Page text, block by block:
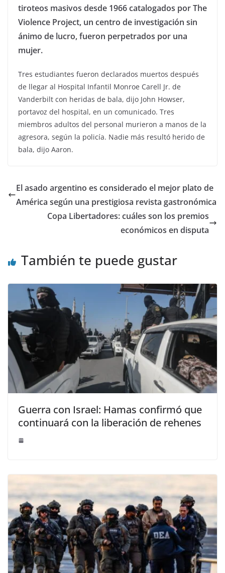
tiroteos masivos desde 1966 catalogados por The
Violence Project, un centro de investigación sin
ánimo de lucro, fueron perpetrados por una
mujer.
Tres estudiantes fueron declarados muertos después
de llegar al Hospital Infantil Monroe Carell Jr. de
Vanderbilt con heridas de bala, dijo John Howser,
portavoz del hospital, en un comunicado. Tres
miembros adultos del personal murieron a manos de la
agresora, según la policía. Nadie más resultó herido de
bala, dijo Aaron.
El asado argentino es considerado el mejor plato de
América según una prestigiosa revista gastronómica
Copa Libertadores: cuáles son los premios
económicos en disputa
También te puede gustar
Guerra con Israel: Hamas confirmó que
continuará con la liberación de rehenes